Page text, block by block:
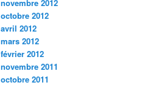
novembre 2012
octobre 2012
avril 2012
mars 2012
février 2012
novembre 2011
octobre 2011